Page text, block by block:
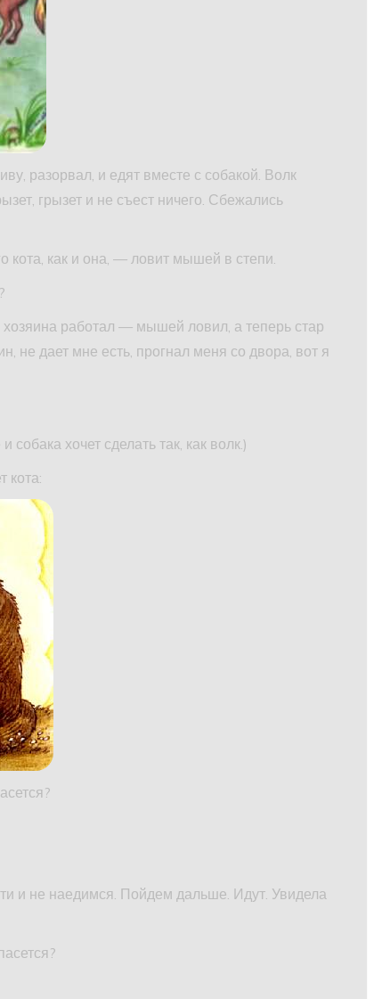
разорвал, и едят вместе с собакой. Волк
грызет и не съест ничего. Сбежались
кота, как и она, — ловит мышей в степи.
работал — мышей ловил, а теперь стар
не дает мне есть, прогнал меня со двора, вот я
хочет сделать так, как волк.)
кота:
и не наедимся. Пойдем дальше. Идут. Увидела